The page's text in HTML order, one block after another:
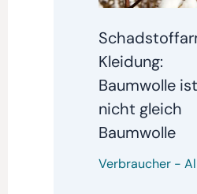
Kleidung:
Baumwolle ist
nicht gleich
Baumwolle
Verbraucher -